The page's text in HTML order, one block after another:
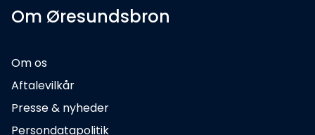
Om Øresundsbron
Om os
Aftalevilkår
Presse & nyheder
Persondatapolitik